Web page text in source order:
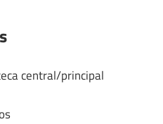
central/principal